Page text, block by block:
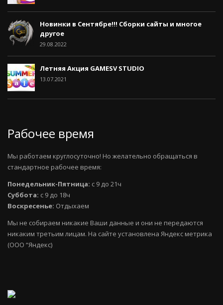
Новинки в Сентябре!!! Сборки сайты и многое
другое
29.08.2022
Летняя Акция GAMESV STUDIO
13.07.2021
Рабочее время
Мы работаем круглосуточно! Но желательно обращаться в
стандартное рабочее время:
Понедельник-Пятница: с 9 до 21ч
Суббота: с 9 до 18ч
Воскресенье: Отдыхаем
Мы не собираем никакие Ваши данные и они не передаются
никаким третьим лицам. На сайте установлена Яндекс метрика
(ООО “Яндекс)